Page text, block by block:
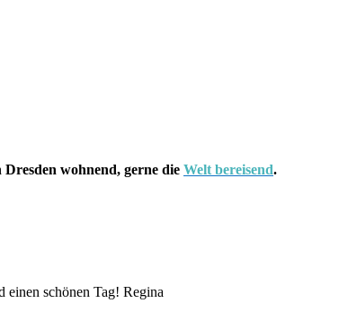
wohnend, gerne die Welt bereisend.
schönen Tag! Regina